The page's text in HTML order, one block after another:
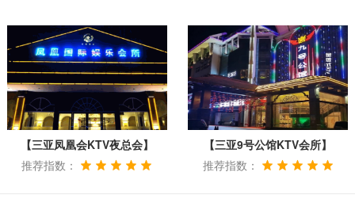
【三亚凤凰会KTV夜总会】
推荐指数：
【三亚9号公馆KTV会所】
推荐指数：